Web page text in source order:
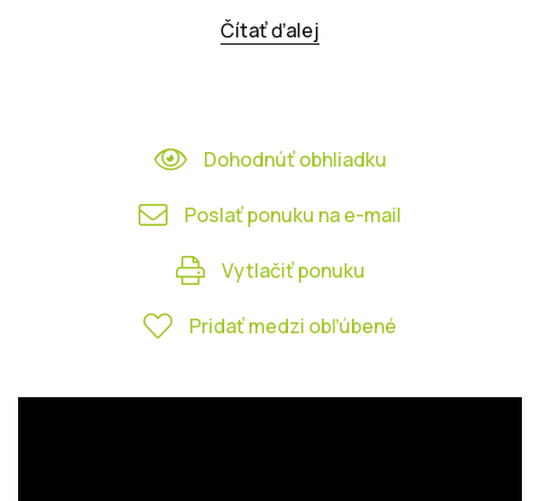
Čítať ďalej
Dohodnúť obhliadku
Poslať ponuku na e-mail
Vytlačiť ponuku
Pridať medzi obľúbené